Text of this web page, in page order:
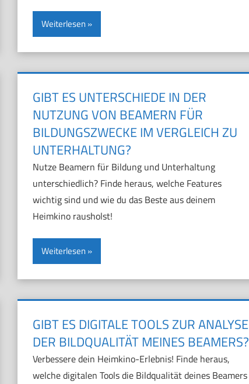
Weiterlesen
GIBT ES UNTERSCHIEDE IN DER
NUTZUNG VON BEAMERN FÜR
BILDUNGSZWECKE IM VERGLEICH ZU
UNTERHALTUNG?
Nutze Beamern für Bildung und Unterhaltung
unterschiedlich? Finde heraus, welche Features
wichtig sind und wie du das Beste aus deinem
Heimkino rausholst!
Weiterlesen
GIBT ES DIGITALE TOOLS ZUR ANALYSE
DER BILDQUALITÄT MEINES BEAMERS?
Verbessere dein Heimkino-Erlebnis! Finde heraus,
welche digitalen Tools die Bildqualität deines Beamers